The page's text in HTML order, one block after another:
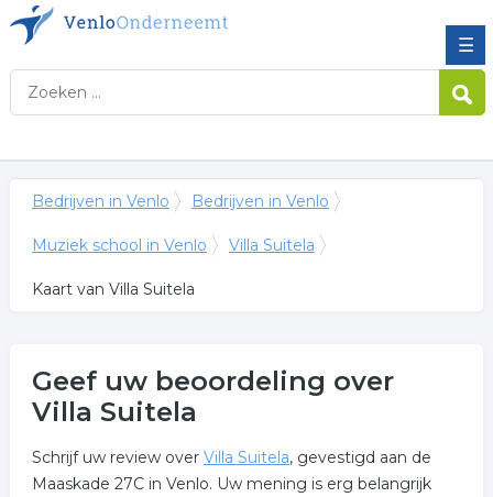
☰
Bedrijven in Venlo Bedrijven in Venlo
Muziek school in Venlo Villa Suitela
Kaart van Villa Suitela
Geef uw beoordeling over
Villa Suitela
Schrijf uw review over Villa Suitela, gevestigd aan de
Maaskade 27C in Venlo. Uw mening is erg belangrijk